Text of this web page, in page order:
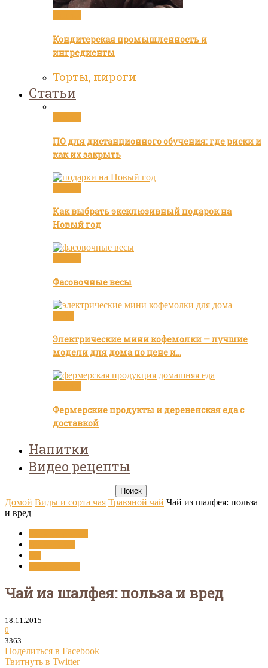
Кондитерская промышленность и
ингредиенты
Торты, пироги
Статьи
ПО для дистанционного обучения: где риски и
как их закрыть
Как выбрать эксклюзивный подарок на
Новый год
Фасовочные весы
Электрические мини кофемолки — лучшие
модели для дома по цене и…
Фермерские продукты и деревенская еда с
доставкой
Напитки
Видео рецепты
Домой Виды и сорта чая Травяной чай Чай из шалфея: польза
и вред
Чай из шалфея: польза и вред
18.11.2015
0
3363
Поделиться в Facebook
Твитнуть в Twitter